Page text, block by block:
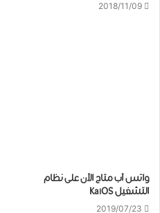
2018/11/09
واتس آب متاح الآن على نظام
التشغيل KaiOS
2019/07/23